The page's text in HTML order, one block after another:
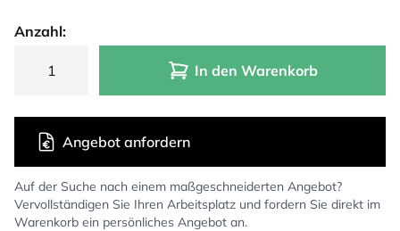
Anzahl:
In den Warenkorb
Auf der Suche nach einem maßgeschneiderten Angebot?
Vervollständigen Sie Ihren Arbeitsplatz und fordern Sie direkt im
Warenkorb ein persönliches Angebot an.
Angebot anfordern